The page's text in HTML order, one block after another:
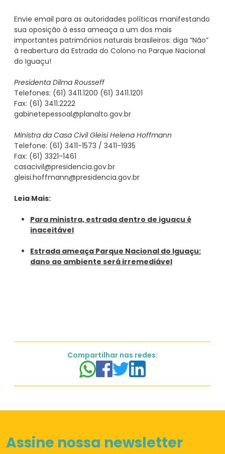
Envie email para as autoridades políticas manifestando
sua oposição à essa ameaça a um dos mais
importantes patrimônios naturais brasileiros: diga “Não”
à reabertura da Estrada do Colono no Parque Nacional
do Iguaçu!
Presidenta Dilma Rousseff
Telefones: (61) 3411.1200 (61) 3411.1201
Fax: (61) 3411.2222
gabinetepessoal@planalto.gov.br
Ministra da Casa Civil Gleisi Helena Hoffmann
Telefone: (61) 3411-1573 / 3411-1935
Fax: (61) 3321-1461
casacivil@presidencia.gov.br
gleisi.hoffmann@presidencia.gov.br
Leia Mais:
Para ministra, estrada dentro de iguacu é
inaceitável
Estrada ameaça Parque Nacional do Iguaçu:
dano ao ambiente será irremediável
Compartilhar nas redes:
Assine nossa newsletter